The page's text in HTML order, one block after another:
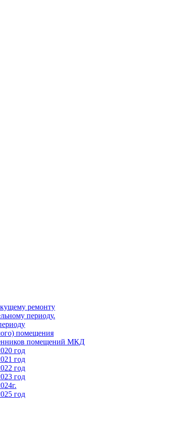
ремонту
периоду.
помещения
помещений МКД
год
год
год
год
год